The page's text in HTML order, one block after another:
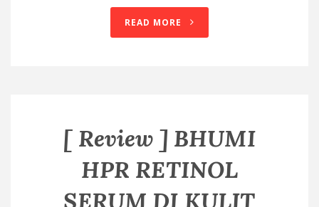
READ MORE
[ Review ] BHUMI
HPR RETINOL
SERUM DI KULIT